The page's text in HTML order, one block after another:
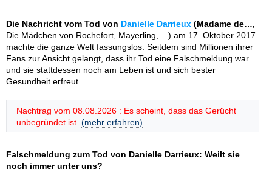
Die Nachricht vom Tod von Danielle Darrieux (Madame de…,
Die Mädchen von Rochefort, Mayerling, ...) am 17. Oktober 2017
machte die ganze Welt fassungslos. Seitdem sind Millionen ihrer
Fans zur Ansicht gelangt, dass ihr Tod eine Falschmeldung war
und sie stattdessen noch am Leben ist und sich bester
Gesundheit erfreut.
Nachtrag vom 08.08.2026 : Es scheint, dass das Gerücht
unbegründet ist. (mehr erfahren)
Falschmeldung zum Tod von Danielle Darrieux: Weilt sie
noch immer unter uns?